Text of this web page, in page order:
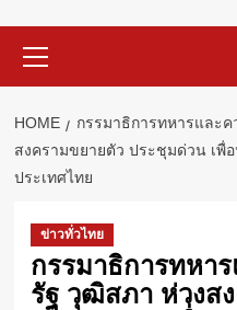
Menu
HOME
กรรมาธิการทหารและ
สงครามขยายตัว ประชุมด่วน เพื่
ประเทศไทย
ข่าวทั่วไทย
กรรมาธิการทหา
รัฐ วุฒิสภา ห่วงส